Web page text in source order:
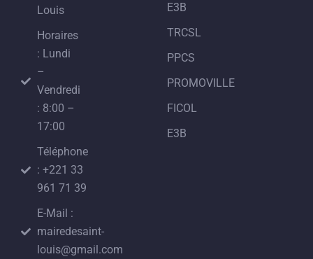
Louis
Horaires
: Lundi
–
Vendredi
: 8:00 –
17:00
Téléphone
: +221 33
961 71 39
E-Mail :
mairedesaint-
louis@gmail.com
E3B
TRCSL
PPCS
PROMOVILLE
FICOL
E3B